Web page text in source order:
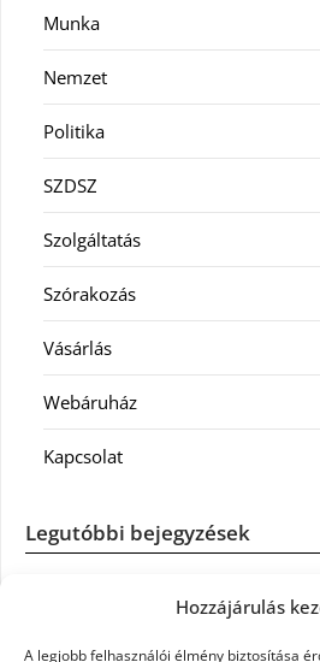
Hozzájárulás
A legjobb felhasználói élmény biztosítása
Munka
Nemzet
Politika
SZDSZ
Szolgáltatás
Szórakozás
Vásárlás
Webáruház
Kapcsolat
Legutóbbi bejegyzések
Casco szélvédőcsere: mikor éri